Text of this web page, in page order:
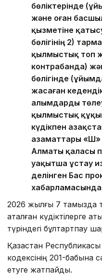
бөліктерінде
және оған
қызметіне
бөлігінің 2)
қылмыстық топ
контрабанда)
бөлігінде
жасаған
алымдарды
қылмыстық
күдікпен
азаматтары
Алматы қаласы
уақытша ұстау
делінген Бас
2026 жылғы 7 тамызда
аталған күдіктілерге
түріндегі бұлтартпау
Қазақстан
кодексінің 201-бабына
етуге жатпайды.